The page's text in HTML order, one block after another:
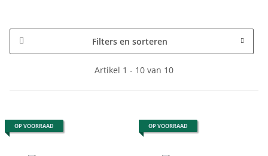
Filters en sorteren
Artikel 1 - 10 van 10
OP VOORRAAD OP VOORRAAD